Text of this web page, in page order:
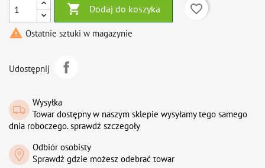
 Dodaj do koszyka
favorite_border
 Ostatnie sztuki w magazynie
Udostępnij
Wysyłka
Towar dostępny w naszym sklepie wysyłamy tego samego
dnia roboczego. sprawdź szczegoły
Odbiór osobisty
Sprawdź gdzie możesz odebrać towar